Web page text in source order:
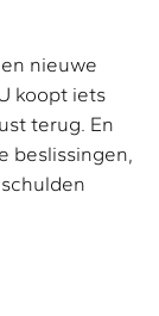
nieuwe
koopt iets
terug. En
beslissingen,